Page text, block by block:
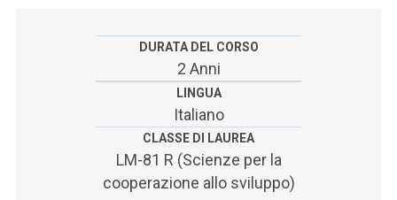
DURATA DEL CORSO
2 Anni
LINGUA
Italiano
CLASSE DI LAUREA
LM-81 R (Scienze per la
cooperazione allo sviluppo)